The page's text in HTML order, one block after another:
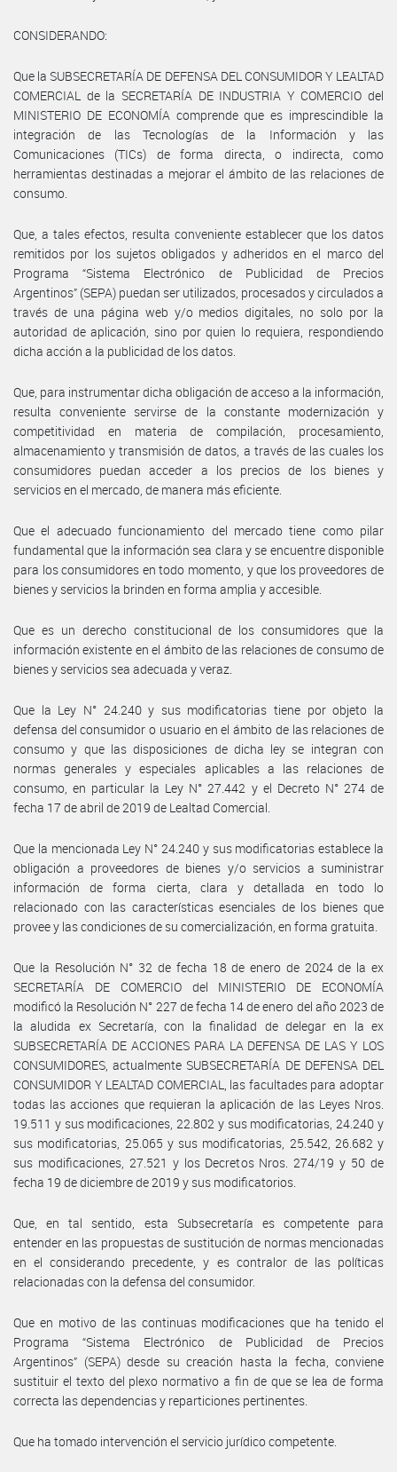
CONSIDERANDO:
Que la SUBSECRETARÍA DE DEFENSA DEL CONSUMIDOR Y LEALTAD
COMERCIAL de la SECRETARÍA DE INDUSTRIA Y COMERCIO del
MINISTERIO DE ECONOMÍA comprende que es imprescindible la
integración de las Tecnologías de la Información y las
Comunicaciones (TICs) de forma directa, o indirecta, como
herramientas destinadas a mejorar el ámbito de las relaciones de
consumo.
Que, a tales efectos, resulta conveniente establecer que los datos
remitidos por los sujetos obligados y adheridos en el marco del
Programa “Sistema Electrónico de Publicidad de Precios
Argentinos” (SEPA) puedan ser utilizados, procesados y circulados a
través de una página web y/o medios digitales, no solo por la
autoridad de aplicación, sino por quien lo requiera, respondiendo
dicha acción a la publicidad de los datos.
Que, para instrumentar dicha obligación de acceso a la información,
resulta conveniente servirse de la constante modernización y
competitividad en materia de compilación, procesamiento,
almacenamiento y transmisión de datos, a través de las cuales los
consumidores puedan acceder a los precios de los bienes y
servicios en el mercado, de manera más eficiente.
Que el adecuado funcionamiento del mercado tiene como pilar
fundamental que la información sea clara y se encuentre disponible
para los consumidores en todo momento, y que los proveedores de
bienes y servicios la brinden en forma amplia y accesible.
Que es un derecho constitucional de los consumidores que la
información existente en el ámbito de las relaciones de consumo de
bienes y servicios sea adecuada y veraz.
Que la Ley N° 24.240 y sus modificatorias tiene por objeto la
defensa del consumidor o usuario en el ámbito de las relaciones de
consumo y que las disposiciones de dicha ley se integran con
normas generales y especiales aplicables a las relaciones de
consumo, en particular la Ley N° 27.442 y el Decreto N° 274 de
fecha 17 de abril de 2019 de Lealtad Comercial.
Que la mencionada Ley N° 24.240 y sus modificatorias establece la
obligación a proveedores de bienes y/o servicios a suministrar
información de forma cierta, clara y detallada en todo lo
relacionado con las características esenciales de los bienes que
provee y las condiciones de su comercialización, en forma gratuita.
Que la Resolución N° 32 de fecha 18 de enero de 2024 de la ex
SECRETARÍA DE COMERCIO del MINISTERIO DE ECONOMÍA
modificó la Resolución N° 227 de fecha 14 de enero del año 2023 de
la aludida ex Secretaría, con la finalidad de delegar en la ex
SUBSECRETARÍA DE ACCIONES PARA LA DEFENSA DE LAS Y LOS
CONSUMIDORES, actualmente SUBSECRETARÍA DE DEFENSA DEL
CONSUMIDOR Y LEALTAD COMERCIAL, las facultades para adoptar
todas las acciones que requieran la aplicación de las Leyes Nros.
19.511 y sus modificaciones, 22.802 y sus modificatorias, 24.240 y
sus modificatorias, 25.065 y sus modificatorias, 25.542, 26.682 y
sus modificaciones, 27.521 y los Decretos Nros. 274/19 y 50 de
fecha 19 de diciembre de 2019 y sus modificatorios.
Que, en tal sentido, esta Subsecretaría es competente para
entender en las propuestas de sustitución de normas mencionadas
en el considerando precedente, y es contralor de las políticas
relacionadas con la defensa del consumidor.
Que en motivo de las continuas modificaciones que ha tenido el
Programa “Sistema Electrónico de Publicidad de Precios
Argentinos” (SEPA) desde su creación hasta la fecha, conviene
sustituir el texto del plexo normativo a fin de que se lea de forma
correcta las dependencias y reparticiones pertinentes.
Que ha tomado intervención el servicio jurídico competente.